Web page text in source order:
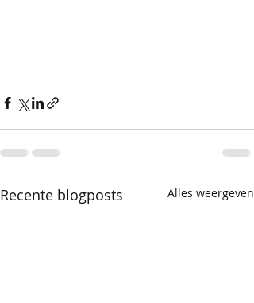
Recente blogposts Alles weergeven